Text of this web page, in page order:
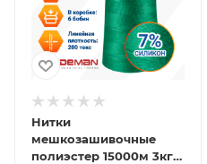
Нитки
мешкозашивочные
полиэстер 15000м 3кг